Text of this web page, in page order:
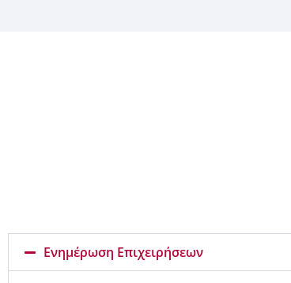
Ενημέρωση Επιχειρήσεων